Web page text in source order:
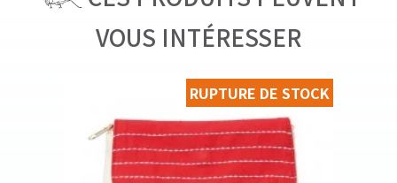
VOUS INTÉRESSER
RUPTURE DE STOCK